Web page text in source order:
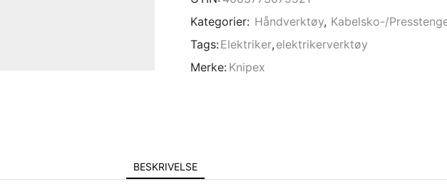
Kategorier: Håndverktøy, Kabelsko-/
Tags: Elektriker, elektrikerverktøy
Merke: Knipex
BESKRIVELSE